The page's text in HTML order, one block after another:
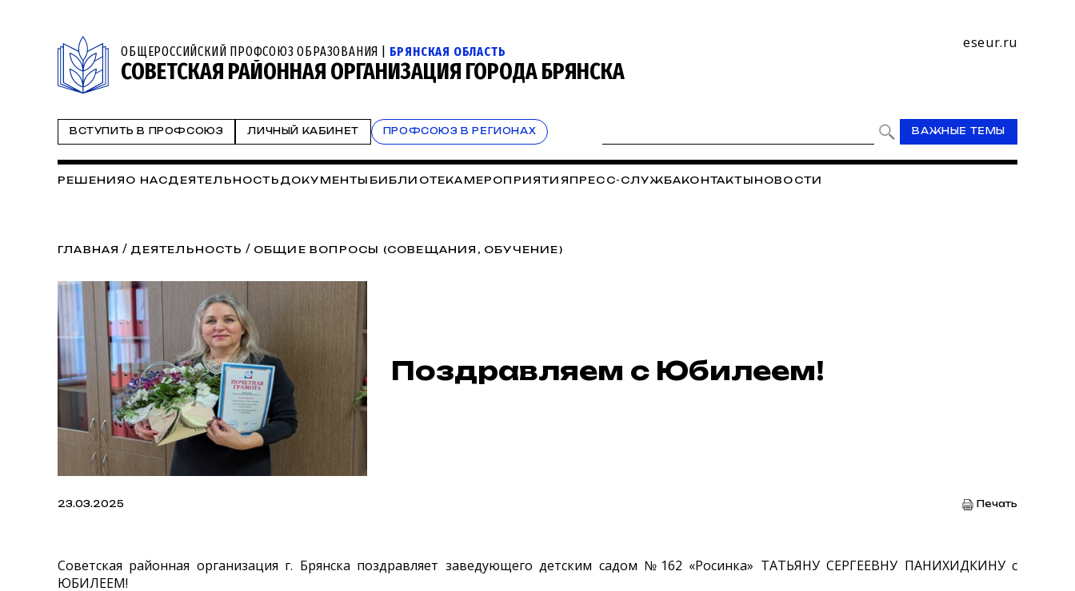
ОБЩЕРОССИЙСКИЙ ПРОФСОЮЗ ОБРАЗОВАНИЯ | БРЯНСКАЯ ОБЛАСТЬ
СОВЕТСКАЯ РАЙОННАЯ ОРГАНИЗАЦИЯ ГОРОДА БРЯНСКА
eseur.ru
ВСТУПИТЬ В ПРОФСОЮЗ ЛИЧНЫЙ КАБИНЕТ ПРОФСОЮЗ В РЕГИОНАХ ВАЖНЫЕ ТЕМЫ
РЕШЕНИЯ О НАСДЕЯТЕЛЬНОСТЬ ДОКУМЕНТЫ БИБЛИОТЕКА МЕРОПРИЯТИЯ ПРЕСС-СЛУЖБАКОНТАКТЫ НОВОСТИ
ГЛАВНАЯ / ДЕЯТЕЛЬНОСТЬ / ОБЩИЕ ВОПРОСЫ (СОВЕЩАНИЯ, ОБУЧЕНИЕ)
Поздравляем с Юбилеем!
23.03.2025 Печать
Советская районная организация г. Брянска поздравляет заведующего детским садом №162 «Росинка» ТАТЬЯНУ СЕРГЕЕВНУ ПАНИХИДКИНУ с
ЮБИЛЕЕМ!